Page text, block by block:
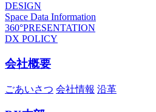
DESIGN
Space Data Information
360°PRESENTATION
DX POLICY
会社概要
ごあいさつ 会社情報 沿革